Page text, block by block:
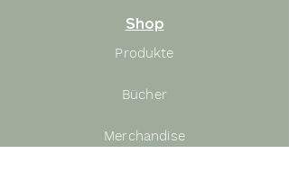
Shop
Produkte
Bücher
Merchandise